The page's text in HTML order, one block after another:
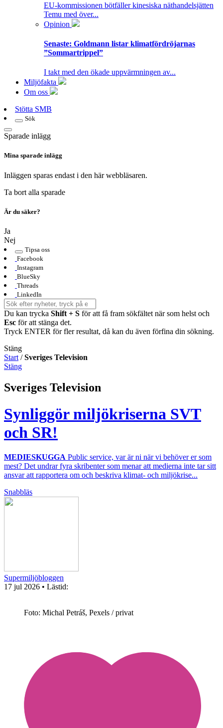
EU-kommissionen bötfäller kinesiska näthandelsjätten
Temu med över...
Opinion
Senaste: Goldmann listar klimatfördröjarnas
”Sommartrippel”
I takt med den ökade uppvärmningen av...
Miljöfakta
Om oss
Stötta SMB
Sök
Sparade inlägg
Mina sparade inlägg
Inläggen sparas endast i den här webbläsaren.
Ta bort alla sparade
Är du säker?
Ja
Nej
Tipsa oss
Facebook
Instagram
BlueSky
Threads
LinkedIn
Du kan trycka Shift + S för att få fram sökfältet när som helst och
Esc för att stänga det.
Tryck ENTER för fler resultat, då kan du även förfina din sökning.
Stäng
Start /Sveriges Television
Stäng
Sveriges Television
Synliggör miljökriserna SVT
och SR!
MEDIESKUGGA Public service, var är ni när vi behöver er som
mest? Det undrar fyra skribenter som menar att medierna inte tar sitt
ansvar att rapportera om och beskriva klimat- och miljökrise...
Snabbläs
Supermiljöbloggen
17 jul 2026 • Lästid:
Foto: Michal Petráš, Pexels / privat